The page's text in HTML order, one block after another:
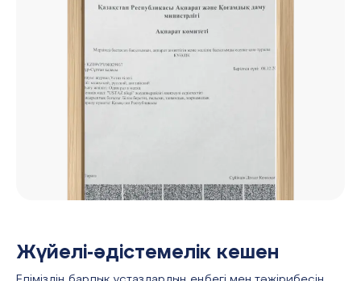
Жүйелі-әдістемелік кешен